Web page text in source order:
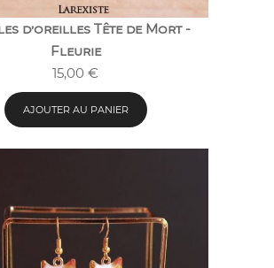
d’oreilles Tête de Mort -
Fleurie
15,00 €
AJOUTER AU PANIER